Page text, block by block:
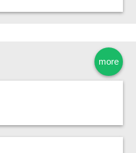
more